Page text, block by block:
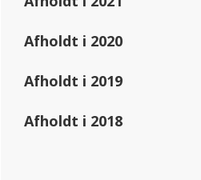
Afholdt i 2020
Afholdt i 2019
Afholdt i 2018